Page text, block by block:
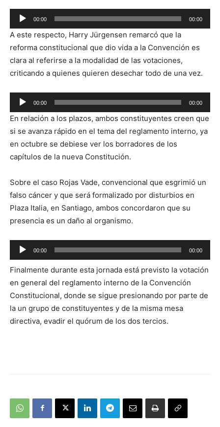
Reproductor
de
audio
00:00 00:00
A este respecto, Harry Jürgensen remarcó que la
reforma constitucional que dio vida a la Convención es
clara al referirse a la modalidad de las votaciones,
criticando a quienes quieren desechar todo de una vez.
Reproductor
de
audio
00:00 00:00
En relación a los plazos, ambos constituyentes creen que
si se avanza rápido en el tema del reglamento interno, ya
en octubre se debiese ver los borradores de los
capítulos de la nueva Constitución.
Sobre el caso Rojas Vade, convencional que esgrimió un
falso cáncer y que será formalizado por disturbios en
Plaza Italia, en Santiago, ambos concordaron que su
presencia es un daño al organismo.
Reproductor
de
audio
00:00 00:00
Finalmente durante esta jornada está previsto la votación
en general del reglamento interno de la Convención
Constitucional, donde se sigue presionando por parte de
la un grupo de constituyentes y de la misma mesa
directiva, evadir el quórum de los dos tercios.